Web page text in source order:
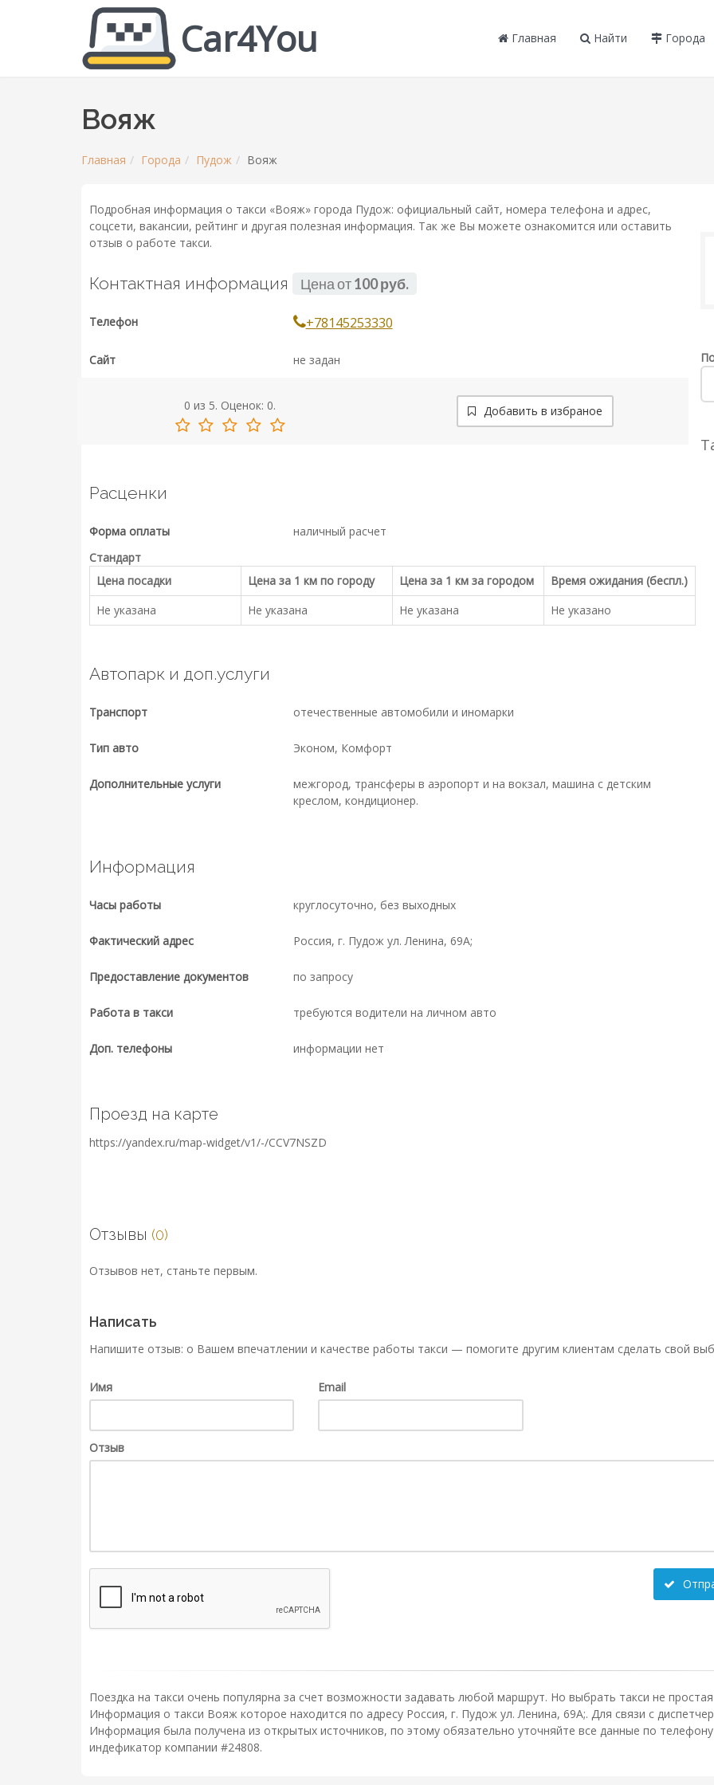
Car4You Главная Найти Города
Вояж
Главная Города Пудож Вояж
Подробная информация о такси «Вояж» города Пудож: официальный сайт, номера телефона и адрес,
соцсети, вакансии, рейтинг и другая полезная информация. Так же Вы можете ознакомится или оставить
отзыв о работе такси.
Контактная информация Цена от100 руб.
Телефон +78145253330
Сайт не задан
0 из 5. Оценок: 0. Добавить в избраное
Расценки
Форма оплаты
наличный расчет
Стандарт
Цена посадки
Цена за 1 км по городу Цена за 1 км за городом
Время ожидания (беспл.)
Не указана
Не указана Не указана Не указано
Автопарк и доп.услуги
Транспорт отечественные автомобили и иномарки
Тип авто Эконом, Комфорт
Дополнительные услуги
межгород, трансферы в аэропорт и на вокзал, машина с детским
креслом, кондиционер.
Информация
Часы работы круглосуточно, без выходных
Фактический адрес Россия, г. Пудож ул. Ленина, 69А;
Предоставление документов по запросу
Работа в такси требуются водители на личном авто
Доп. телефоны информации нет
Проезд на карте
https://yandex.ru/map-widget/v1/-/CCV7NSZD
Отзывы (0)
Отзывов нет, станьте первым.
Написать
Напишите отзыв: о Вашем впечатлении и качестве работы такси — помогите другим клиентам сделать свой
Имя Email
Отзыв
Поездка на такси очень популярна за счет возможности задавать любой маршрут. Но выбрать такси не
Информация о такси Вояж которое находится по адресу Россия, г. Пудож ул. Ленина, 69А;. Для связи с
Информация была получена из открытых источников, по этому обязательно уточняйте все данные по телефону
индефикатор компании #24808.